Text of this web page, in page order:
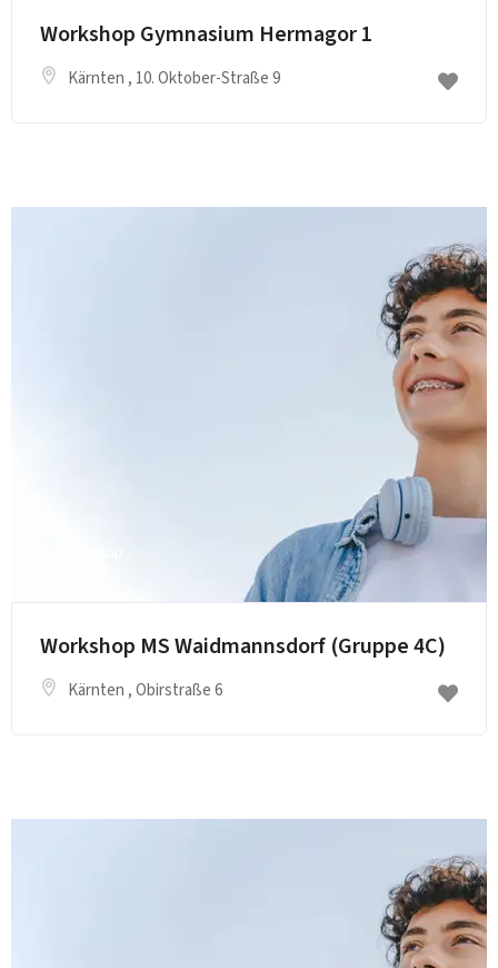
Workshop Gymnasium Hermagor 1
Kärnten , 10. Oktober-Straße 9
Workshop MS Waidmannsdorf (Gruppe 4C)
Kärnten , Obirstraße 6